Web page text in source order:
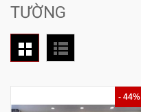
TƯỜNG
- 44%